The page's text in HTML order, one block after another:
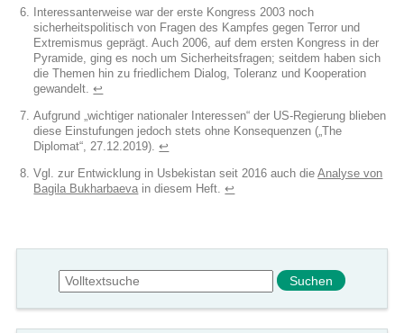
Interessanterweise war der erste Kongress 2003 noch
sicherheitspolitisch von Fragen des Kampfes gegen Terror und
Extremismus geprägt. Auch 2006, auf dem ersten Kongress in der
Pyramide, ging es noch um Sicherheitsfragen; seitdem haben sich
die Themen hin zu friedlichem Dialog, Toleranz und Kooperation
gewandelt.↩︎
Aufgrund „wichtiger nationaler Interessen“ der US-Regierung blieben
diese Einstufungen jedoch stets ohne Konsequenzen („The
Diplomat“, 27.12.2019).↩︎
Vgl. zur Entwicklung in Usbekistan seit 2016 auch dieAnalyse von
Bagila Bukharbaeva in diesem Heft.↩︎
Suchformular
Suche